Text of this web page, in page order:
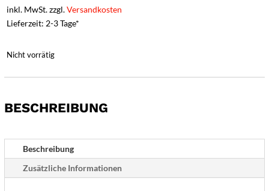
inkl. MwSt. zzgl.Versandkosten
Lieferzeit: 2-3 Tage*
Nicht vorrätig
BESCHREIBUNG
Beschreibung
Zusätzliche Informationen